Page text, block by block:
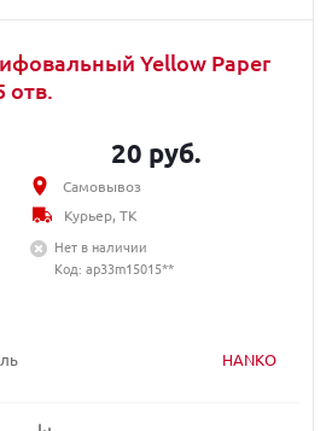
Yellow Paper
отв.
HANKO
20 руб.
Самовывоз
Курьер, ТК
Нет в наличии
Код: ap33m15015**